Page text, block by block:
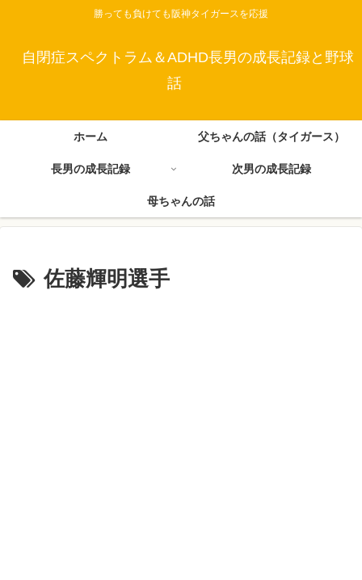
勝っても負けても阪神タイガースを応援
自閉症スペクトラム＆ADHD長男の成長記録と野球
話
ホーム 父ちゃんの話（タイガース）
長男の成長記録 次男の成長記録
母ちゃんの話
佐藤輝明選手